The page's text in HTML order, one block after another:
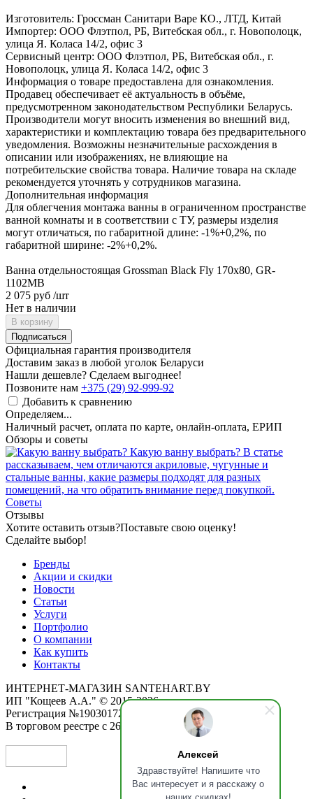
Алексей
Здравствуйте! Напишите что
Вас интересует и я расскажу о
Изготовитель: Гроссман Санитари Варе КО., ЛТД, Китай
Импортер: ООО Флэтпол, РБ, Витебская обл., г. Новополоцк,
улица Я. Коласа 14/2, офис 3
Сервисный центр: ООО Флэтпол, РБ, Витебская обл., г.
Новополоцк, улица Я. Коласа 14/2, офис 3
Информация о товаре предоставлена для ознакомления.
Продавец обеспечивает её актуальность в объёме,
предусмотренном законодательством Республики Беларусь.
Производители могут вносить изменения во внешний вид,
характеристики и комплектацию товара без предварительного
уведомления. Возможны незначительные расхождения в
описании или изображениях, не влияющие на
потребительские свойства товара. Наличие товара на складе
рекомендуется уточнять у сотрудников магазина.
Дополнительная информация
Для облегчения монтажа ванны в ограниченном пространстве
ванной комнаты и в соответствии с ТУ, размеры изделия
могут отличаться, по габаритной длине: -1%+0,2%, по
габаритной ширине: -2%+0,2%.
Ванна отдельностоящая Grossman Black Fly 170x80, GR-
1102MB
2 075 руб /шт
Нет в наличии
В корзину
Подписаться
Официальная гарантия производителя
Доставим заказ в любой уголок Беларуси
Нашли дешевле? Сделаем выгоднее!
Позвоните нам +375 (29) 92-999-92
Добавить к сравнению
Определяем...
Наличный расчет, оплата по карте, онлайн-оплата, ЕРИП
Обзоры и советы
Какую ванну выбрать? В статье
рассказываем, чем отличаются акриловые, чугунные и
стальные ванны, какие размеры подходят для разных
помещений, на что обратить внимание перед покупкой.
Советы
Отзывы
Хотите оставить отзыв?Поставьте свою оценку!
Сделайте выбор!
Бренды
Акции и скидки
Новости
Статьи
Услуги
Портфолио
О компании
Как купить
Контакты
ИНТЕРНЕТ-МАГАЗИН SANTEHART.BY
ИП "Кощеев А.А." © 2015-2026
Регистрация №190301725 от 12.02.2015
В торговом реестре с 26.11.2019